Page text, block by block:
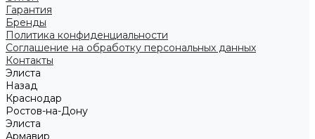
Гарантия
Бренды
Политика конфиденциальности
Соглашение на обработку персональных данных
Контакты
Элиста
Назад
Краснодар
Ростов-на-Дону
Элиста
Армавир